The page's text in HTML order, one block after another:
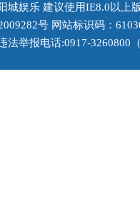
城娱乐 建议使用IE8.0以上
号 网站标识码：
法举报电话:0917-3260800